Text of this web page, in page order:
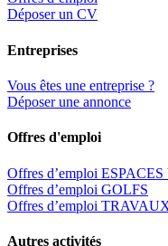
Déposer un CV
Entreprises
Vous êtes une entreprise ?
Déposer une annonce
Offres d'emploi
Offres d’emploi
Offres d’emploi GOLFS
Offres d’emploi
Autres activités